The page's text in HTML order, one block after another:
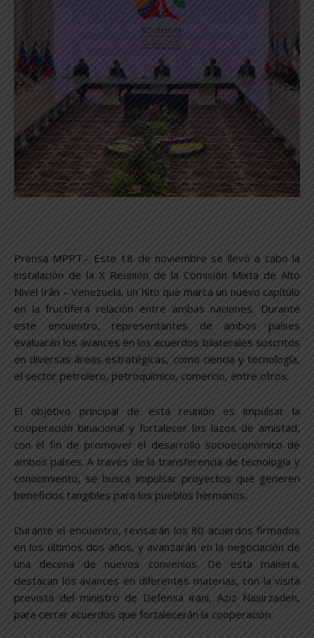
Prensa MPPT.- Este 18 de noviembre se llevó a cabo la
instalación de la X Reunión de la Comisión Mixta de Alto
Nivel Irán – Venezuela, un hito que marca un nuevo capítulo
en la fructífera relación entre ambas naciones. Durante
este encuentro, representantes de ambos países
evaluarán los avances en los acuerdos bilaterales suscritos
en diversas áreas estratégicas, como ciencia y tecnología,
el sector petrolero, petroquímico, comercio, entre otros.
El objetivo principal de esta reunión es impulsar la
cooperación binacional y fortalecer los lazos de amistad,
con el fin de promover el desarrollo socioeconómico de
ambos países. A través de la transferencia de tecnología y
conocimiento, se busca impulsar proyectos que generen
beneficios tangibles para los pueblos hermanos.
Durante el encuentro, revisarán los 80 acuerdos firmados
en los últimos dos años, y avanzarán en la negociación de
una decena de nuevos convenios. De esta manera,
destacan los avances en diferentes materias, con la visita
prevista del ministro de Defensa iraní, Aziz Nasirzadeh,
para cerrar acuerdos que fortalecerán la cooperación.